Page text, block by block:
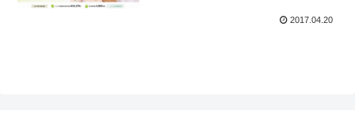
2017.04.20